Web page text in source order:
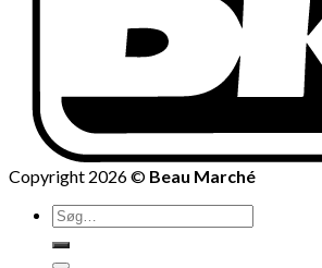
Copyright 2026 © Beau Marché
Søg
efter: